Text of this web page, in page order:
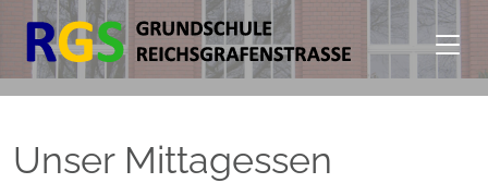
Unser Mittagessen